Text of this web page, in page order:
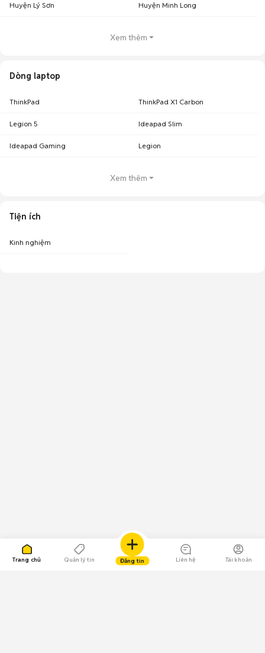
Trang chủ Quản lý tin Đăng tin Liên hệ Tài khoản
Huyện Lý Sơn Huyện Minh Long
Xem thêm
Dòng laptop
ThinkPad ThinkPad X1 Carbon
Legion 5 Ideapad Slim
Ideapad Gaming Legion
Xem thêm
Tiện ích
Kinh nghiệm